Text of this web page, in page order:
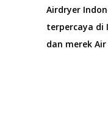
Airdryer
terpercaya di
dan merek Air